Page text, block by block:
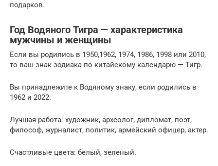
подарков.
Год Водяного Тигра — характеристика
мужчины и женщины
Если вы родились в 1950,1962, 1974, 1986, 1998 или 2010,
то ваш знак зодиака по китайскому календарю — Тигр.
Вы принадлежите к Водяному знаку, если родились в
1962 и 2022.
Лучшая работа: художник, археолог, дипломат, поэт,
философ, журналист, политик, армейский офицер, актер.
Счастливые цвета: белый, зеленый.